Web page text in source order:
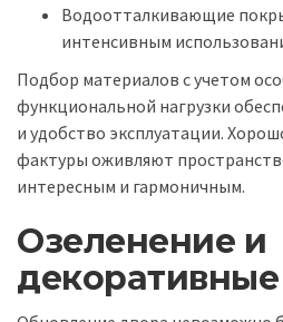
Водоотталкивающие
интенсивным
Подбор материалов с учетом
функциональной нагрузки
и удобство эксплуатации.
фактуры оживляют
интересным и гармоничным.
Озеленение и